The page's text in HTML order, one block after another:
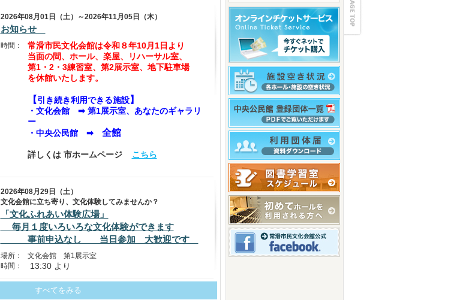
2026年08月01日（土）～2026年11月05日（木）
お知らせ
時間：
常滑市民文化会館は令和８年10月1日より
当面の間、ホール、楽屋、リハーサル室、
第1・2・3練習室、第2展示室、地下駐車場
を休館いたします。
【引き続き利用できる施設】
・ 文化会館➡ 第1展示室、あなたのギャラリ
ー
・中央公民館 ➡ 全館
詳しくは 市ホームページ こちら
2026年08月29日（土）
文化会館に立ち寄り、文化体験してみませんか？
「文化ふれあい体験広場」
毎月１度いろいろな文化体験ができます
事前申込なし 当日参加 大歓迎です
場所：
文化会館 第1展示室
時間：
13:30 より
すべてをみる